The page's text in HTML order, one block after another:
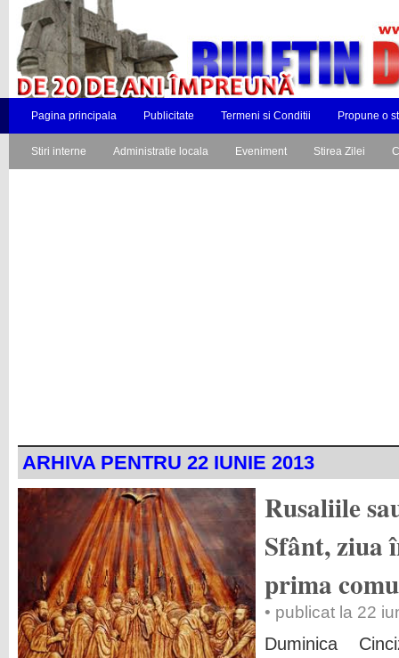
Pagina principala Publicitate Termeni si Conditii Propune o
Stiri interne Administratie locala Eveniment Stirea Zilei
ARHIVA PENTRU 22 IUNIE 2013
Rusaliile
Sfânt, ziua
prima
• publicat la 22
Duminica